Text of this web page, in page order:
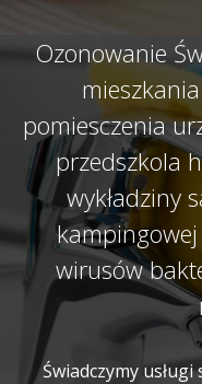
Ozonowanie
pomiesczenia
przedszkola
wykładziny
wirusów
Świadczymy